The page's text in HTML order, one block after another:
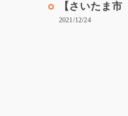
【さいたま
2021/12/24